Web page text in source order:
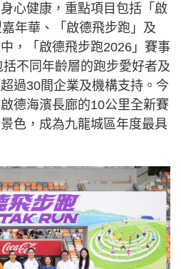
心健康，重點項目包括「啟
年華、「啟德飛步跑」及
，「啟德飛步跑2026」賽事
不同年齡層的跑步愛好者及
過30間企業及機構支持。今
德海濱長廊的10公里全新賽
色，成為九龍城區年度最具